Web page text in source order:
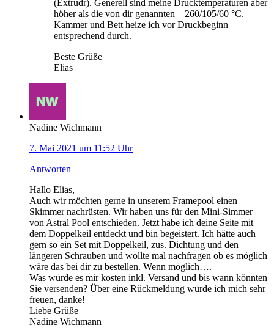
(Extrudr). Generell sind meine Drucktemperaturen aber
höher als die von dir genannten – 260/105/60 °C.
Kammer und Bett heize ich vor Druckbeginn
entsprechend durch.
Beste Grüße
Elias
Nadine Wichmann
7. Mai 2021 um 11:52 Uhr
Antworten
Hallo Elias,
Auch wir möchten gerne in unserem Framepool einen
Skimmer nachrüsten. Wir haben uns für den Mini-Simmer
von Astral Pool entschieden. Jetzt habe ich deine Seite mit
dem Doppelkeil entdeckt und bin begeistert. Ich hätte auch
gern so ein Set mit Doppelkeil, zus. Dichtung und den
längeren Schrauben und wollte mal nachfragen ob es möglich
wäre das bei dir zu bestellen. Wenn möglich….
Was würde es mir kosten inkl. Versand und bis wann könnten
Sie versenden? Über eine Rückmeldung würde ich mich sehr
freuen, danke!
Liebe Grüße
Nadine Wichmann